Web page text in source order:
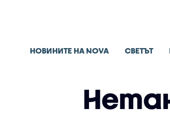
НОВИНИТЕ НА NOVA СВЕТЪТ